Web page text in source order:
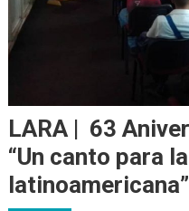
LARA | 63
“Un canto para
latinoamericana”